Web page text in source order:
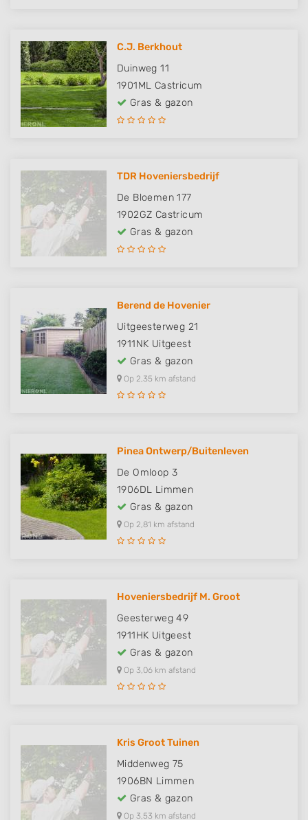
C.J. Berkhout
Duinweg 11
1901ML Castricum
Gras & gazon
TDR Hoveniersbedrijf
De Bloemen 177
1902GZ Castricum
Gras & gazon
Berend de Hovenier
Uitgeesterweg 21
1911NK Uitgeest
Gras & gazon
Op 2,35 km afstand
Pinea Ontwerp/Buitenleven
De Omloop 3
1906DL Limmen
Gras & gazon
Op 2,81 km afstand
Hoveniersbedrijf M. Groot
Geesterweg 49
1911HK Uitgeest
Gras & gazon
Op 3,06 km afstand
Kris Groot Tuinen
Middenweg 75
1906BN Limmen
Gras & gazon
Op 3,53 km afstand